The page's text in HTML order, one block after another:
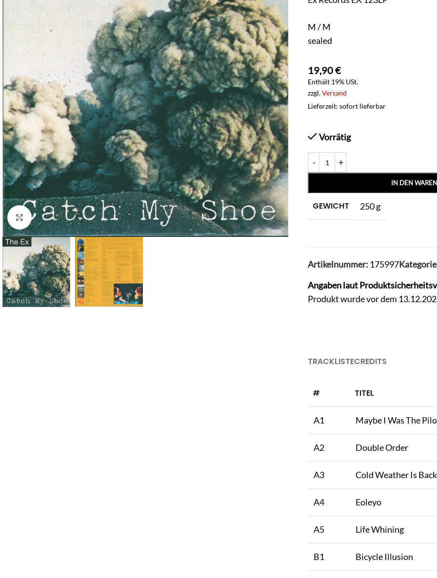
Klick zum Vergrößern
M / M
sealed
19,90€
Enthält 19% USt.
zzgl.Versand
Lieferzeit: sofort lieferbar
Vorrätig
IN DEN
GEWICHT 250 g
Artikelnummer: 175997
Angaben laut
Produkt wurde vor dem
TRACKLISTECREDITS
# TITEL
A1 Maybe I Was The
A2 Double Order
A3 Cold Weather Is Back
A4 Eoleyo
A5 Life Whining
B1 Bicycle Illusion